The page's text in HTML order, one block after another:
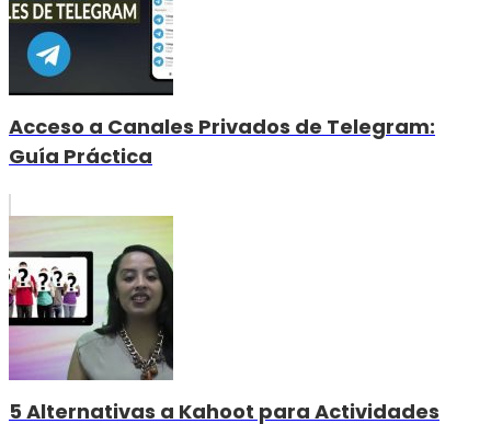
Acceso a Canales Privados de Telegram:
Guía Práctica
5 Alternativas a Kahoot para Actividades